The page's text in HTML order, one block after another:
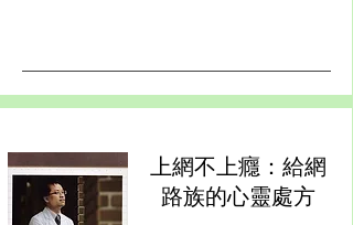
上網不上癮：給網
路族的心靈處方